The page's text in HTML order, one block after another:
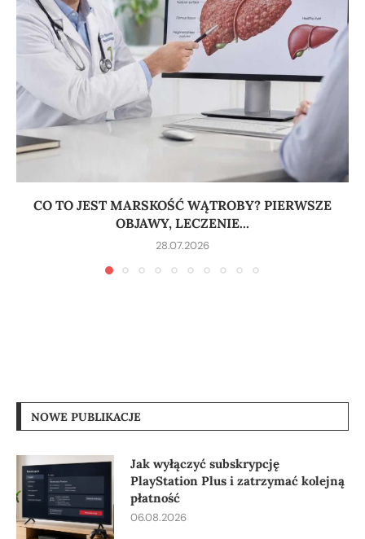
CO TO JEST MARSKOŚĆ WĄTROBY? PIERWSZE
OBJAWY, LECZENIE...
28.07.2026
NOWE PUBLIKACJE
Jak wyłączyć subskrypcję
PlayStation Plus i zatrzymać kolejną
płatność
06.08.2026